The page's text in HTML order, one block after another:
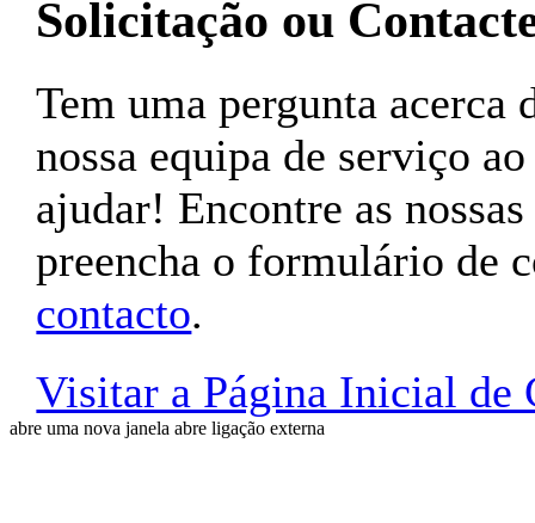
Solicitação ou
Tem uma pergunta
nossa equipa de serviço
ajudar! Encontre as
preencha o formulário de
contacto.
Visitar a Página Inicial de
abre uma nova janela abre ligação externa